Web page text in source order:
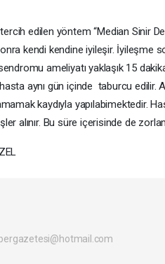
edilen yöntem “Median Sinir
kendi kendine iyileşir. İyileşme
ameliyatı yaklaşık 15
aynı gün içinde taburcu edilir.
kaydıyla yapılabimektedir.
alınır. Bu süre içerisinde de